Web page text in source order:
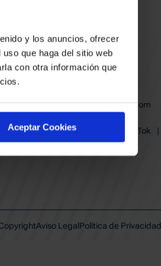
y los anuncios, ofrecer
que haga del sitio web
con otra información que
Aceptar Cookies
baskonia@baskonia.com
Instagram
TikTok |
Youtube
| Linkedin
Aviso LegalPolítica de Privacidad